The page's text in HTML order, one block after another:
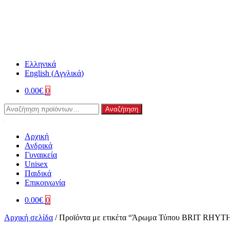
Ελληνικά
English (Αγγλικά)
0.00€ 0
Αναζήτηση
για:
Αναζήτηση
Αρχική
Ανδρικά
Γυναικεία
Unisex
Παιδικά
Επικοινωνία
0.00€ 0
Αρχική σελίδα /Προϊόντα με ετικέτα “Άρωμα Τύπου BRIT